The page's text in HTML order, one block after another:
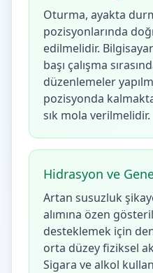
Oturma, ayakta
pozisyonlarında
edilmelidir.
başı çalışma
düzenlemeler
pozisyonda
sık mola verilmelidir.
Hidrasyon ve
Artan susuzluk
alımına özen
desteklemek için
orta düzey fiziksel
Sigara ve alkol